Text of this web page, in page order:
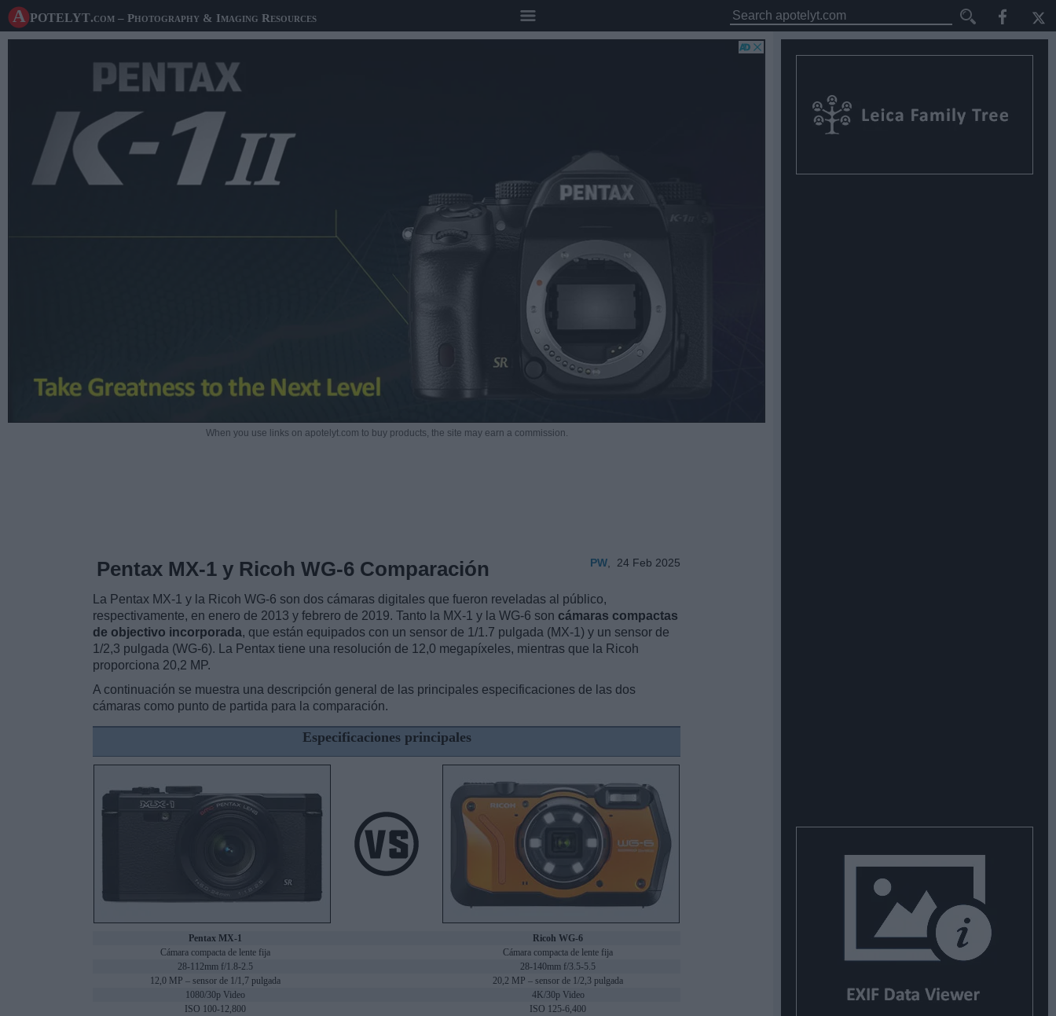
A potelyt.com – Photography & Imaging Resources
When you use links on apotelyt.com to buy products, the site may earn a commission.
PW 24 Feb 2025
Pentax MX-1 y Ricoh WG-6 Comparación
La Pentax MX-1 y la Ricoh WG-6 son dos cámaras digitales que fueron reveladas al público,
respectivamente, en enero de 2013 y febrero de 2019. Tanto la MX-1 y la WG-6 son cámaras compactas
de objectivo incorporada, que están equipados con un sensor de 1/1.7 pulgada (MX-1) y un sensor de
1/2,3 pulgada (WG-6). La Pentax tiene una resolución de 12,0 megapíxeles, mientras que la Ricoh
proporciona 20,2 MP.
A continuación se muestra una descripción general de las principales especificaciones de las dos
cámaras como punto de partida para la comparación.
Especificaciones principales
Pentax MX-1
Ricoh WG-6
Cámara compacta de lente fija
Cámara compacta de lente fija
28-112mm f/1.8-2.5
28-140mm f/3.5-5.5
12,0 MP – sensor de 1/1,7 pulgada
20,2 MP – sensor de 1/2,3 pulgada
1080/30p Video
4K/30p Video
ISO 100-12,800
ISO 125-6,400